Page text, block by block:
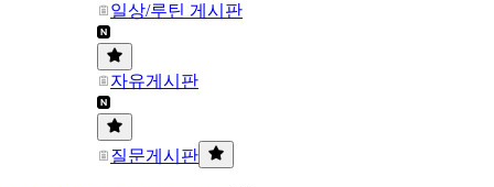
일상/루틴 게시판
자유게시판
질문게시판